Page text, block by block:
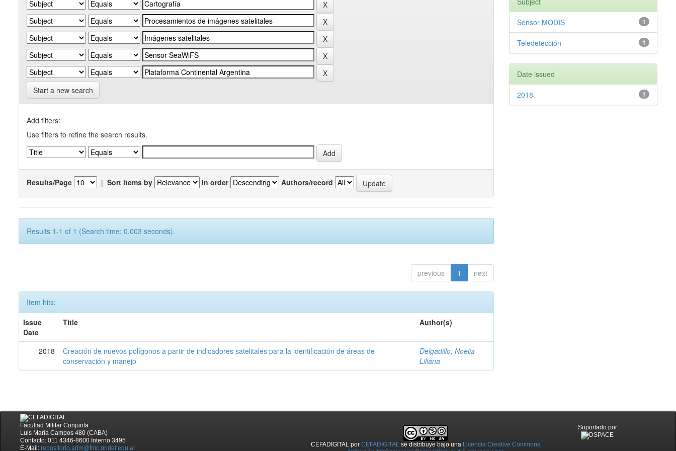
Start a new search
Add filters:
Use filters to refine the search results.
Results/Page | Sort items by In order Authors/record
Results 1-1 of 1 (Search time: 0.003 seconds).
previous 1 next
Item hits:
Issue
Date
Title Author(s)
2018
Creación de nuevos polígonos a partir de indicadores satelitales para la identificación de áreas de
conservación y manejo
Delgadillo, Noelia
Liliana
1
Sensor MODIS
1
Teledetección
Date issued
1
2018
Facultad Militar Conjunta
Luis María Campos 480 (CABA)
Contacto: 011 4346-8600 Interno 3495
E-Mail: repositorio.adm@fmc.undef.edu.ar CEFADIGITAL porCEFADIGITAL se distribuye bajo una Licencia Creative Commons
Soportado por